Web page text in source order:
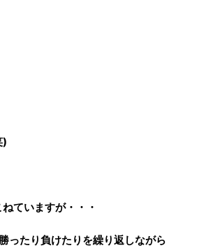
)
ていますが・・・
たり負けたりを繰り返しながら